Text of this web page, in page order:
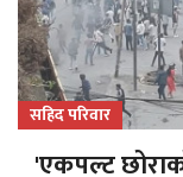
सहिद परिवार
'एकपल्ट